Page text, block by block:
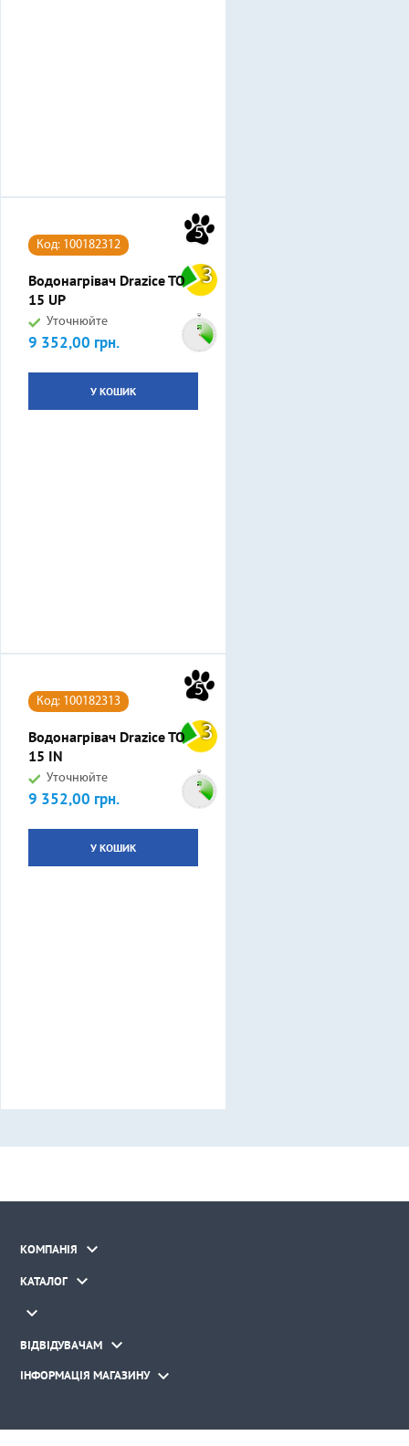
5
3
Код: 100182312
Водонагрівач Drazice TO
15 UP
Уточнюйте
Ціна
9 352,00 грн.
У КОШИК
5
3
Код: 100182313
Водонагрівач Drazice TO
15 IN
Уточнюйте
Ціна
9 352,00 грн.
У КОШИК
КОМПАНІЯ 
КАТАЛОГ 

ВІДВІДУВАЧАМ 
ІНФОРМАЦІЯ МАГАЗИНУ 